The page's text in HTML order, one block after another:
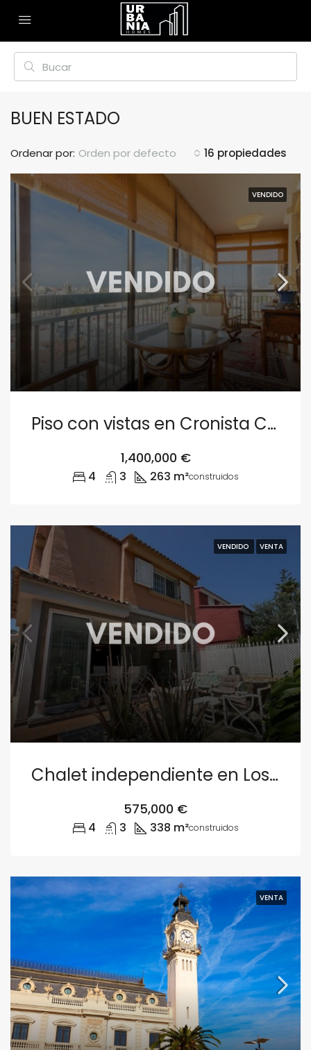
BUEN ESTADO
16 propiedades
Ordenar por: Orden por defecto
VENDIDO
Piso con vistas en Cronista Carreres Valencia
1,400,000 €
4 3 263 m²construidos
VENDIDO VENTA
Chalet independiente en Los Monasterios, Puçol
575,000 €
4 3 338 m²construidos
VENTA